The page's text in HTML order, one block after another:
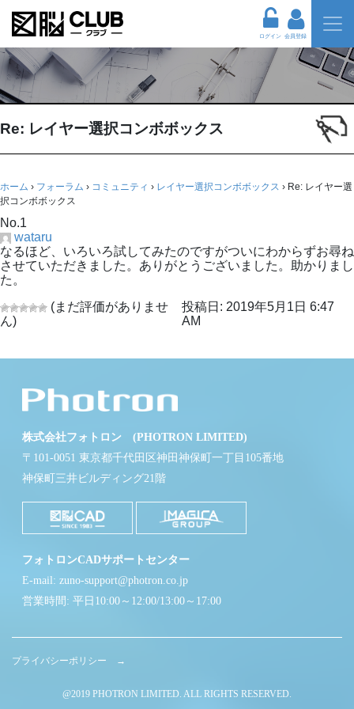
ログイン 会員登録
Re: レイヤー選択コンボボックス
ホーム › フォーラム › コミュニティ › レイヤー選択コンボボックス › Re: レイヤー選
択コンボボックス
No.1
wataru
なるほど、いろいろ試してみたのですがついにわからずお尋ね
させていただきました。ありがとうございました。助かりまし
た。
(まだ評価がありませ
ん)
投稿日: 2019年5月1日 6:47
AM
株式会社フォトロン (PHOTRON LIMITED)
〒101-0051 東京都千代田区神田神保町一丁目105番地
神保町三井ビルディング21階
フォトロンCADサポートセンター
E-mail: zuno-support@photron.co.jp
営業時間: 平日10:00～12:00/13:00～17:00
プライバシーポリシー →
@2019 PHOTRON LIMITED. ALL RIGHTS RESERVED.